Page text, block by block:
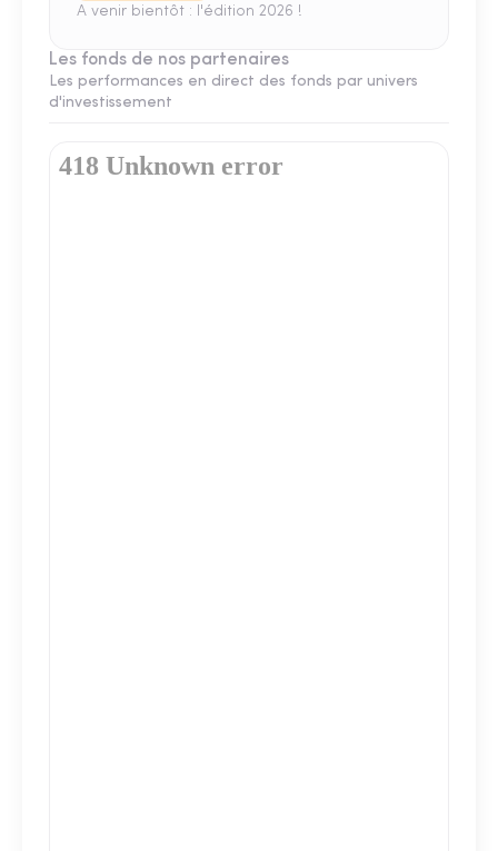
A venir bientôt : l'édition 2026 !
Les fonds de nos partenaires
Les performances en direct des fonds par univers
d'investissement